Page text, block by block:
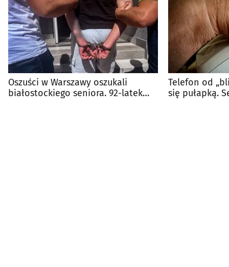
Oszuści w Warszawy oszukali
białostockiego seniora. 92-latek
Telefon od
się pułapką.